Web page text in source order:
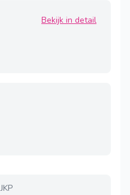
Bekijk in detail
JKP